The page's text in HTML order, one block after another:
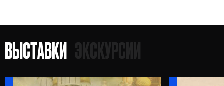
ВЫСТАВКИ ЭКСКУРСИИ